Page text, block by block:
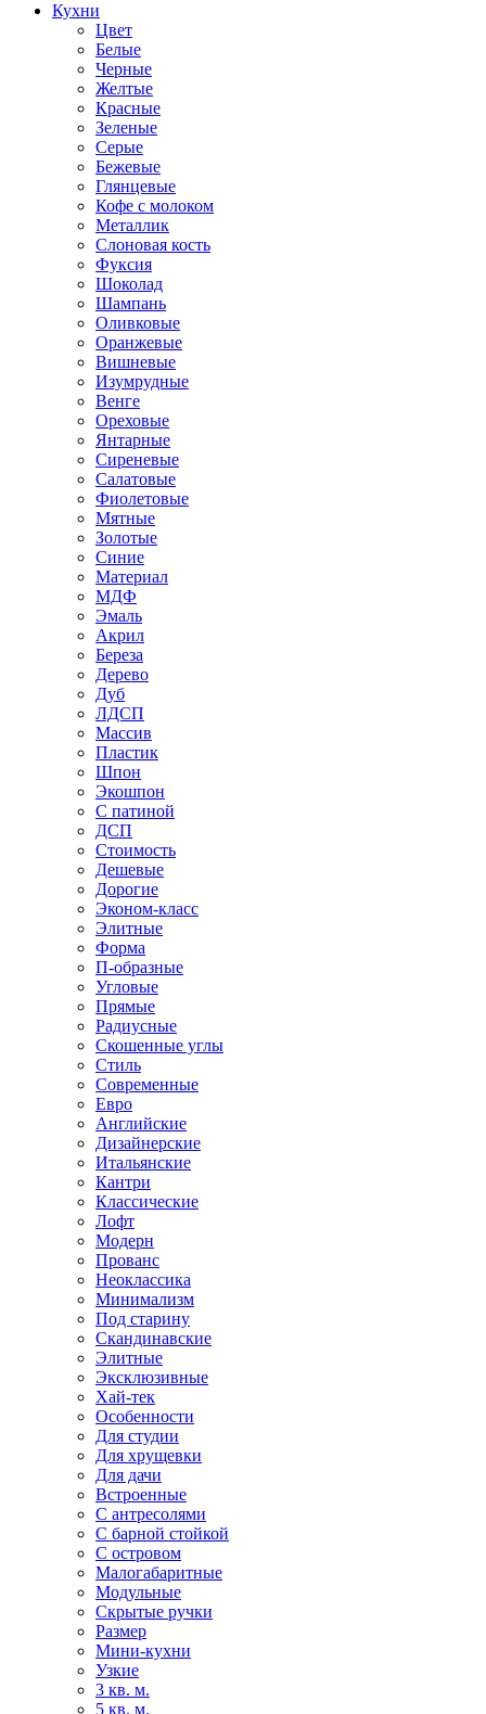
Кухни
Цвет
Белые
Черные
Желтые
Красные
Зеленые
Серые
Бежевые
Глянцевые
Кофе с молоком
Металлик
Слоновая кость
Фуксия
Шоколад
Шампань
Оливковые
Оранжевые
Вишневые
Изумрудные
Венге
Ореховые
Янтарные
Сиреневые
Салатовые
Фиолетовые
Мятные
Золотые
Синие
Материал
МДФ
Эмаль
Акрил
Береза
Дерево
Дуб
ЛДСП
Массив
Пластик
Шпон
Экошпон
С патиной
ДСП
Стоимость
Дешевые
Дорогие
Эконом-класс
Элитные
Форма
П-образные
Угловые
Прямые
Радиусные
Скошенные углы
Стиль
Современные
Евро
Английские
Дизайнерские
Итальянские
Кантри
Классические
Лофт
Модерн
Прованс
Неоклассика
Минимализм
Под старину
Скандинавские
Элитные
Эксклюзивные
Хай-тек
Особенности
Для студии
Для хрущевки
Для дачи
Встроенные
С антресолями
С барной стойкой
С островом
Малогабаритные
Модульные
Скрытые ручки
Размер
Мини-кухни
Узкие
3 кв. м.
5 кв. м.